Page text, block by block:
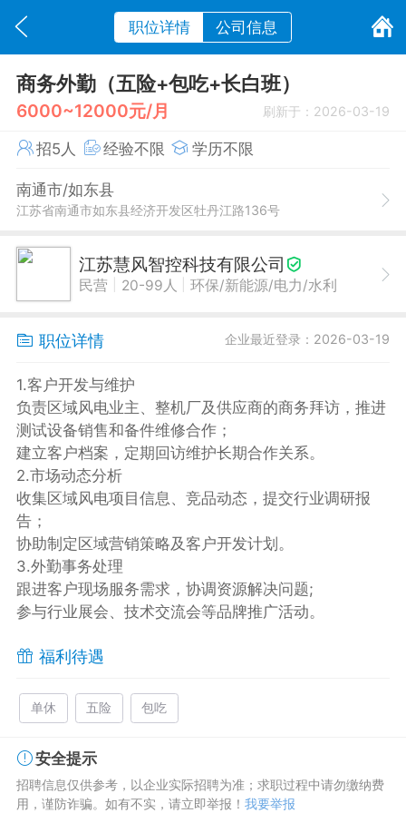
职位详情 公司信息
商务外勤（五险+包吃+长白班）
6000~12000元/月 刷新于：2026-03-19
招5人 经验不限 学历不限
南通市/如东县
江苏省南通市如东县经济开发区牡丹江路136号
江苏慧风智控科技有限公司
民营 20-99人 环保/新能源/电力/水利
职位详情 企业最近登录：2026-03-19
1.客户开发与维护
负责区域风电业主、整机厂及供应商的商务拜访，推进
测试设备销售和备件维修合作；
建立客户档案，定期回访维护长期合作关系。
2.市场动态分析
收集区域风电项目信息、竞品动态，提交行业调研报
告；
协助制定区域营销策略及客户开发计划。
3.外勤事务处理
跟进客户现场服务需求，协调资源解决问题;
参与行业展会、技术交流会等品牌推广活动。
福利待遇
单休 五险 包吃
安全提示
招聘信息仅供参考，以企业实际招聘为准；求职过程中请勿缴纳费
用，谨防诈骗。如有不实，请立即举报！ 我要举报